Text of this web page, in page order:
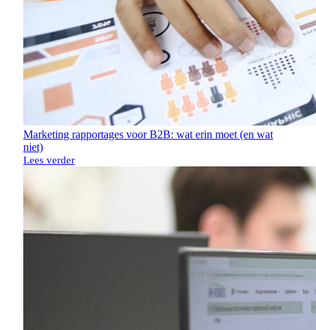
Marketing rapportages voor B2B: wat erin moet (en wat
niet)
Lees verder